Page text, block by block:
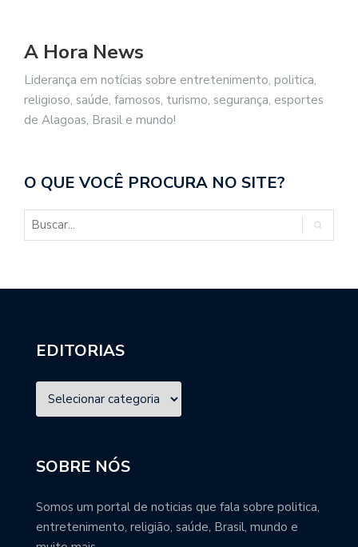
A Hora News
Liderança em notícias sobre entretenimento, politica,
religioso, saúde, famosos, turismo, segurança, esportes
de Alagoas, Brasil e mundo!
O QUE VOCÊ PROCURA NO SITE?
EDITORIAS
SOBRE NÓS
Somos um portal de noticias que fala sobre politica,
entretenimento, religião, saúde, Brasil, mundo e